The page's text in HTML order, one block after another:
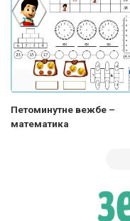
Петоминутне вежбе –
математика